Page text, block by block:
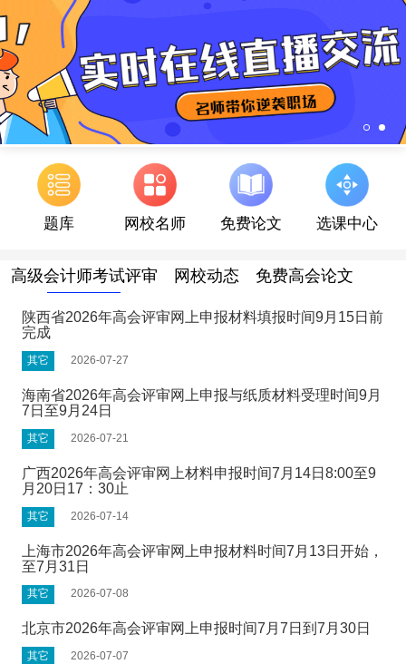
题库 网校名师 免费论文 选课中心
高级会计师考试评审 网校动态 免费高会论文
陕西省2026年高会评审网上申报材料填报时间9月15日前
完成
其它 2026-07-27
海南省2026年高会评审网上申报与纸质材料受理时间9月
7日至9月24日
其它 2026-07-21
广西2026年高会评审网上材料申报时间7月14日8:00至9
月20日17：30止
其它 2026-07-14
上海市2026年高会评审网上申报材料时间7月13日开始，
至7月31日
其它 2026-07-08
北京市2026年高会评审网上申报时间7月7日到7月30日
其它 2026-07-07